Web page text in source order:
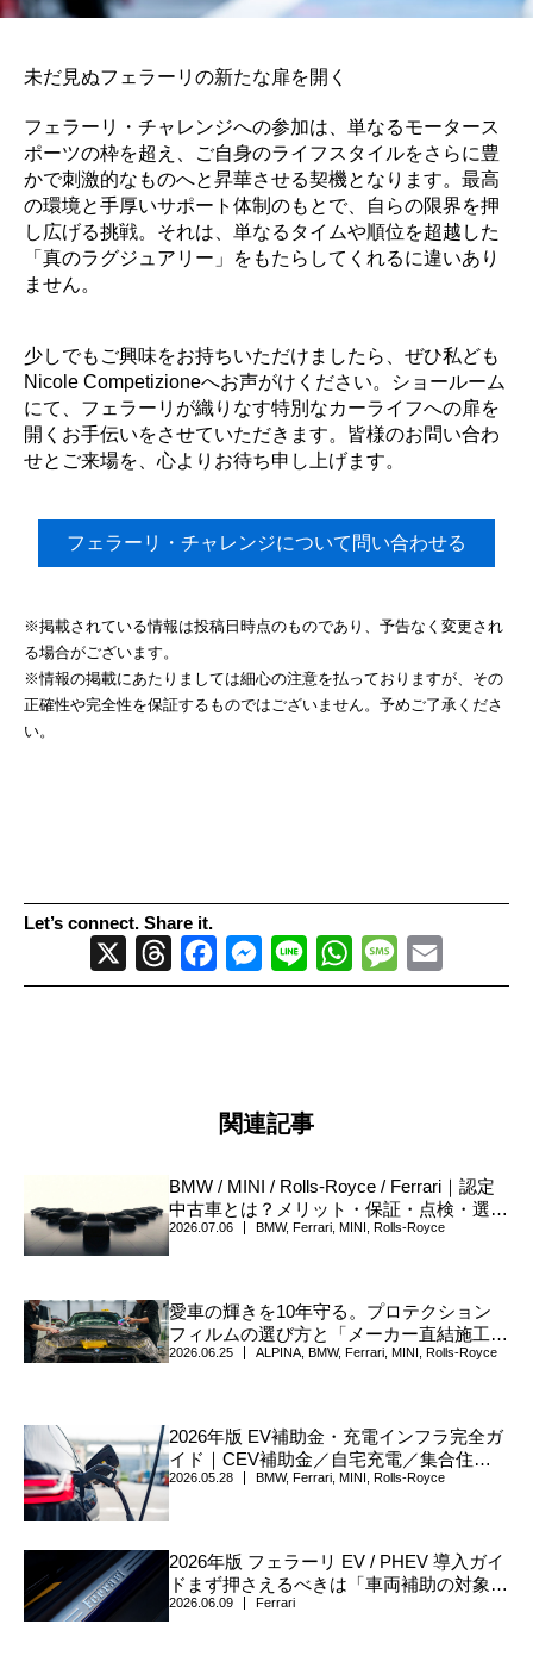
未だ見ぬフェラーリの新たな扉を開く
フェラーリ・チャレンジへの参加は、単なるモータース
ポーツの枠を超え、ご自身のライフスタイルをさらに豊
かで刺激的なものへと昇華させる契機となります。最高
の環境と手厚いサポート体制のもとで、自らの限界を押
し広げる挑戦。それは、単なるタイムや順位を超越した
「真のラグジュアリー」をもたらしてくれるに違いあり
ません。
少しでもご興味をお持ちいただけましたら、ぜひ私ども
Nicole Competizioneへお声がけください。ショールーム
にて、フェラーリが織りなす特別なカーライフへの扉を
開くお手伝いをさせていただきます。皆様のお問い合わ
せとご来場を、心よりお待ち申し上げます。
フェラーリ・チャレンジについて問い合わせる
※掲載されている情報は投稿日時点のものであり、予告なく変更され
る場合がございます。
※情報の掲載にあたりましては細心の注意を払っておりますが、その
正確性や完全性を保証するものではございません。予めご了承くださ
い。
Let’s connect. Share it.
ThreadsFacebookMessenger
Line WhatsAppMessage
関連記事
BMW / MINI / Rolls-Royce / Ferrari｜認定
中古車とは？メリット・保証・点検・選び
方について
2026.07.06 BMW,Ferrari ,MINI ,Rolls-Royce
愛車の輝きを10年守る。プロテクション
フィルムの選び方と「メーカー直結施工」
の真価
2026.06.25 ALPINA ,BMW,Ferrari ,MINI ,Rolls-Royce
2026年版 EV補助金・充電インフラ完全ガ
イド｜CEV補助金／自宅充電／集合住宅
／V2H／自治体上乗せまで、確認手順を一
2026.05.28 BMW,Ferrari ,MINI ,Rolls-Royce
2026年版 フェラーリ EV / PHEV 導入ガイ
ドまず押さえるべきは「車両補助の対象可
否」—対象外でも「充電設備補助」は検討
2026.06.09 Ferrari